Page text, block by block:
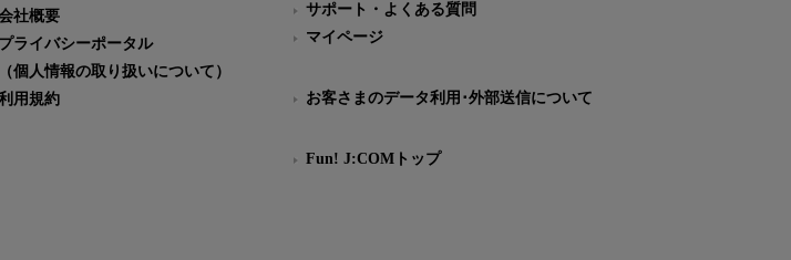
社概要
プライバシーポータル
（個人情報の取り扱いについて）
用規約
サポート・よくある質問
マイページ
お客さまのデータ利用･外部送信について
Fun! J:COMトップ